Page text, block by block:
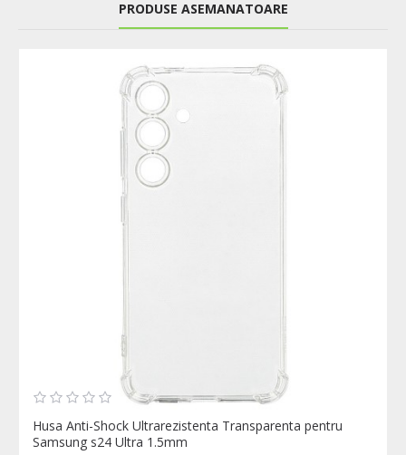
PRODUSE ASEMANATOARE
Husa Anti-Shock Ultrarezistenta Transparenta pentru
Samsung s24 Ultra 1.5mm